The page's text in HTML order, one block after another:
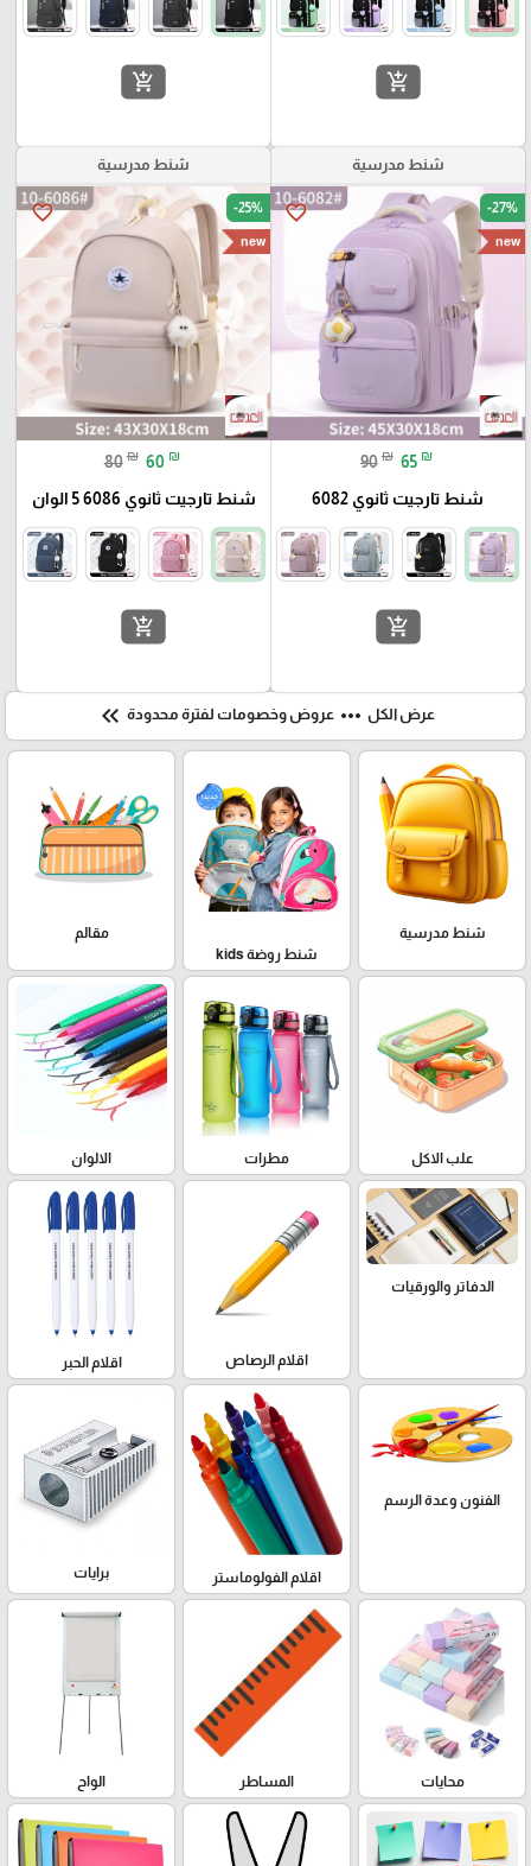
add_shopping_cart
add_shopping_cart
شنط مدرسية
favorite_border -27%
new
90 ₪ 65 ₪
شنط تارجيت ثانوي 6082
add_shopping_cart
شنط مدرسية
favorite_border -25%
new
80 ₪ 60 ₪
شنط تارجيت ثانوي 6086 5 الوان
add_shopping_cart
عرض الكل more_horiz عروض وخصومات لفترة محدودة keyboard_double_arrow_left
شنط مدرسية
شنط روضة kids
مقالم
علب الاكل مطرات الالوان
الدفاتر والورقيات
اقلام الرصاص اقلام الحبر
الفنون وعدة الرسم
اقلام الفولوماستر برايات
محايات المساطر الواح